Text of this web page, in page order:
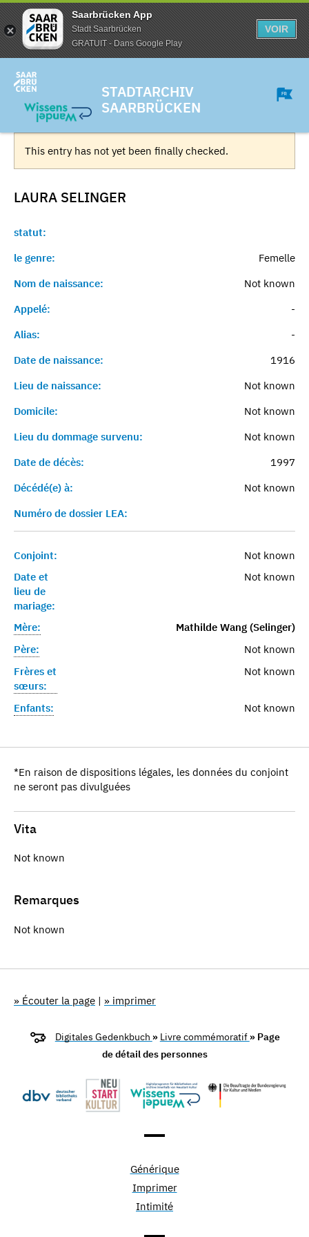
Saarbrücken App
Stadt Saarbrücken
GRATUIT - Dans Google Play
VOIR
STADTARCHIV
SAARBRÜCKEN
This entry has not yet been finally checked.
LAURA SELINGER
statut:
le genre:
Femelle
Nom de naissance:
Not known
Appelé:
-
Alias:
-
Date de naissance:
1916
Lieu de naissance:
Not known
Domicile:
Not known
Lieu du dommage survenu:
Not known
Date de décès:
1997
Décédé(e) à:
Not known
Numéro de dossier LEA:
Conjoint:
Not known
Date et
lieu de
mariage:
Not known
Mère:
Mathilde Wang (Selinger)
Père:
Not known
Frères et
sœurs:
Not known
Enfants: Not known
*En raison de dispositions légales, les données du conjoint
ne seront pas divulguées
Vita
Not known
Remarques
Not known
» Écouter la page | » imprimer
Digitales Gedenkbuch » Livre commémoratif » Page
de détail des personnes
Générique
Imprimer
Intimité